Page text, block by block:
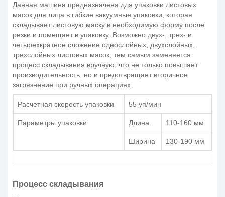
Данная машина предназначена для упаковки листовых
масок для лица в гибкие вакуумные упаковки, которая
складывает листовую маску в необходимую форму после
резки и помещает в упаковку. Возможно двух-, трех- и
четырехкратное сложение однослойных, двухслойных,
трехслойных листовых масок, тем самым заменяется
процесс складывания вручную, что не только повышает
производительность, но и предотвращает вторичное
загрязнение при ручных операциях.
Расчетная скорость упаковки 55 уп/мин
Параметры упаковки Длина 110-160 мм
Ширина 130-190 мм
Процесс складывания